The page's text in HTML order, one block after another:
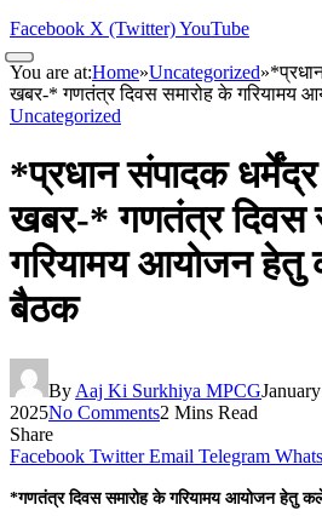
Facebook X (Twitter)YouTube
You are at:Home»Uncategorized»
खबर-* गणतंत्र दिवस समारोह के गरियामय
Uncategorized
*प्रधान संपादक धर्मेंद्र
खबर-* गणतंत्र दिवस
गरियामय आयोजन हेतु
बैठक
By Aaj Ki Surkhiya MPCG
2025No Comments2 Mins Read
Share
Facebook Twitter Email Telegram
*गणतंत्र दिवस समारोह के गरियामय आयोजन हेतु